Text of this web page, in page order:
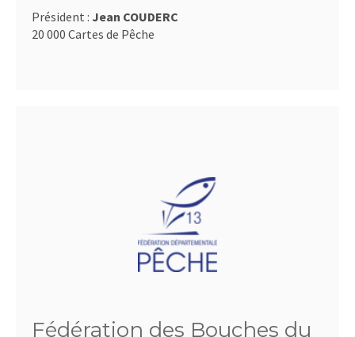
Président : Jean COUDERC
20 000 Cartes de Pêche
Fédération des Bouches du